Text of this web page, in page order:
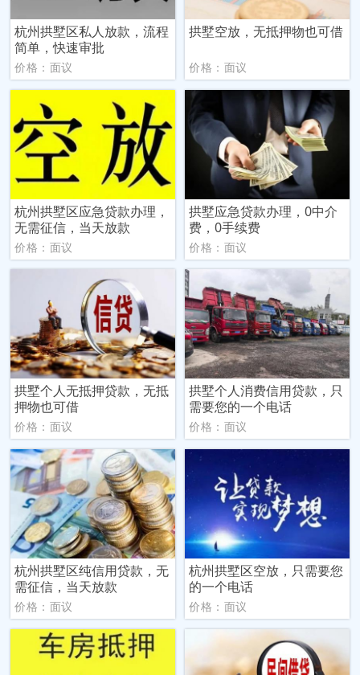
杭州拱墅区私人放款，流程
简单，快速审批
价格：面议
拱墅空放，无抵押物也可借
价格：面议
杭州拱墅区应急贷款办理，
无需征信，当天放款
价格：面议
拱墅应急贷款办理，0中介
费，0手续费
价格：面议
拱墅个人无抵押贷款，无抵
押物也可借
价格：面议
拱墅个人消费信用贷款，只
需要您的一个电话
价格：面议
杭州拱墅区纯信用贷款，无
需征信，当天放款
价格：面议
杭州拱墅区空放，只需要您
的一个电话
价格：面议